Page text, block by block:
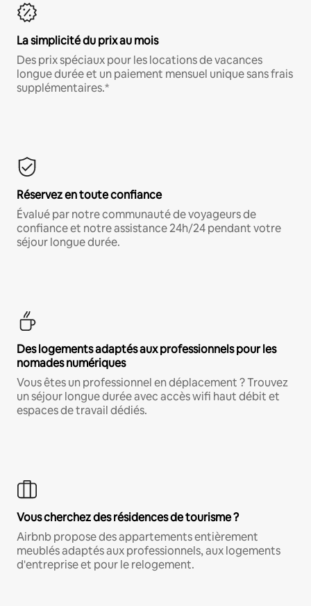
La simplicité du prix au mois
Des prix spéciaux pour les locations de vacances
longue durée et un paiement mensuel unique sans frais
supplémentaires.*
Réservez en toute confiance
Évalué par notre communauté de voyageurs de
confiance et notre assistance 24h/24 pendant votre
séjour longue durée.
Des logements adaptés aux professionnels pour les
nomades numériques
Vous êtes un professionnel en déplacement ? Trouvez
un séjour longue durée avec accès wifi haut débit et
espaces de travail dédiés.
Vous cherchez des résidences de tourisme ?
Airbnb propose des appartements entièrement
meublés adaptés aux professionnels, aux logements
d'entreprise et pour le relogement.